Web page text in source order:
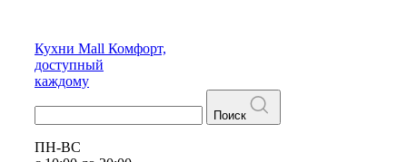
Кухни Mall Комфорт,
доступный
каждому
Поиск
ПН-ВС